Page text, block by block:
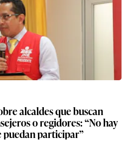
alcaldes que buscan
o regidores: “No hay
participar”